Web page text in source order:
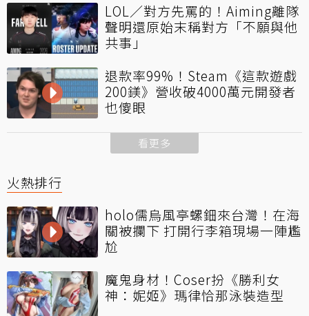
LOL／對方先罵的！Aiming離隊
聲明還原始末稱對方「不願與他
共事」
退款率99%！Steam《這款遊戲
200鎂》營收破4000萬元開發者
也傻眼
看更多
火熱排行
holo儒烏風亭螺鈿來台灣！在海
關被攔下 打開行李箱現場一陣尷
尬
魔鬼身材！Coser扮《勝利女
神：妮姬》瑪律恰那泳裝造型